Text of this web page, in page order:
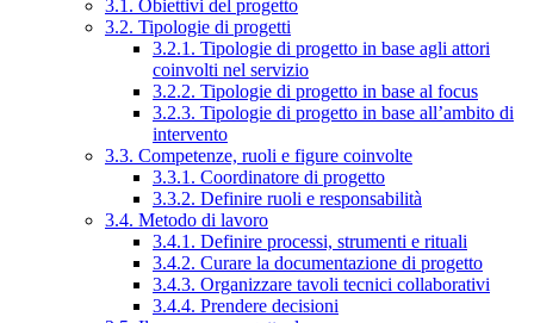
3.1. Obiettivi del progetto
3.2. Tipologie di progetti
3.2.1. Tipologie di progetto in base agli attori
coinvolti nel servizio
3.2.2. Tipologie di progetto in base al focus
3.2.3. Tipologie di progetto in base all’ambito di
intervento
3.3. Competenze, ruoli e figure coinvolte
3.3.1. Coordinatore di progetto
3.3.2. Definire ruoli e responsabilità
3.4. Metodo di lavoro
3.4.1. Definire processi, strumenti e rituali
3.4.2. Curare la documentazione di progetto
3.4.3. Organizzare tavoli tecnici collaborativi
3.4.4. Prendere decisioni